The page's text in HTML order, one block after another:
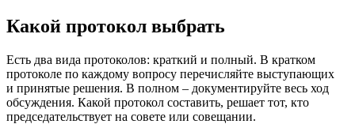
Какой протокол выбрать
Есть два вида протоколов: краткий и полный. В кратком
протоколе по каждому вопросу перечисляйте выступающих
и принятые решения. В полном – документируйте весь ход
обсуждения. Какой протокол составить, решает тот, кто
председательствует на совете или совещании.